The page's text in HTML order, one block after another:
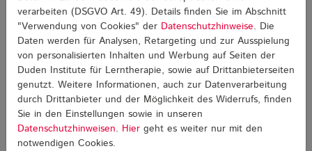
Pädagogik und Psychologie
verarbeiten (DSGVO Art. 49). Details finden Sie im Abschnitt
"Verwendung von Cookies" der Datenschutzhinweise. Die
Daten werden für Analysen, Retargeting und zur Ausspielung
von personalisierten Inhalten und Werbung auf Seiten der
Duden Institute für Lerntherapie, sowie auf Drittanbieterseiten
genutzt. Weitere Informationen, auch zur Datenverarbeitung
durch Drittanbieter und der Möglichkeit des Widerrufs, finden
Sie in den Einstellungen sowie in unseren
Datenschutzhinweisen. Hier geht es weiter nur mit den
notwendigen Cookies.